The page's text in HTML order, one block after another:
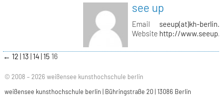
see up
Email
seeup(at)kh-
Website http://
← 12 13 14 15 16
© 2008 – 2026 weißensee kunsthochschule berlin
weißensee kunsthochschule berlin | Bühringstraße 20 | 13086 Berlin